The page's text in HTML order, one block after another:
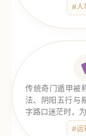
#人
传统奇门遁甲被
法、阴阳五行与
字路口迷茫时，
#运